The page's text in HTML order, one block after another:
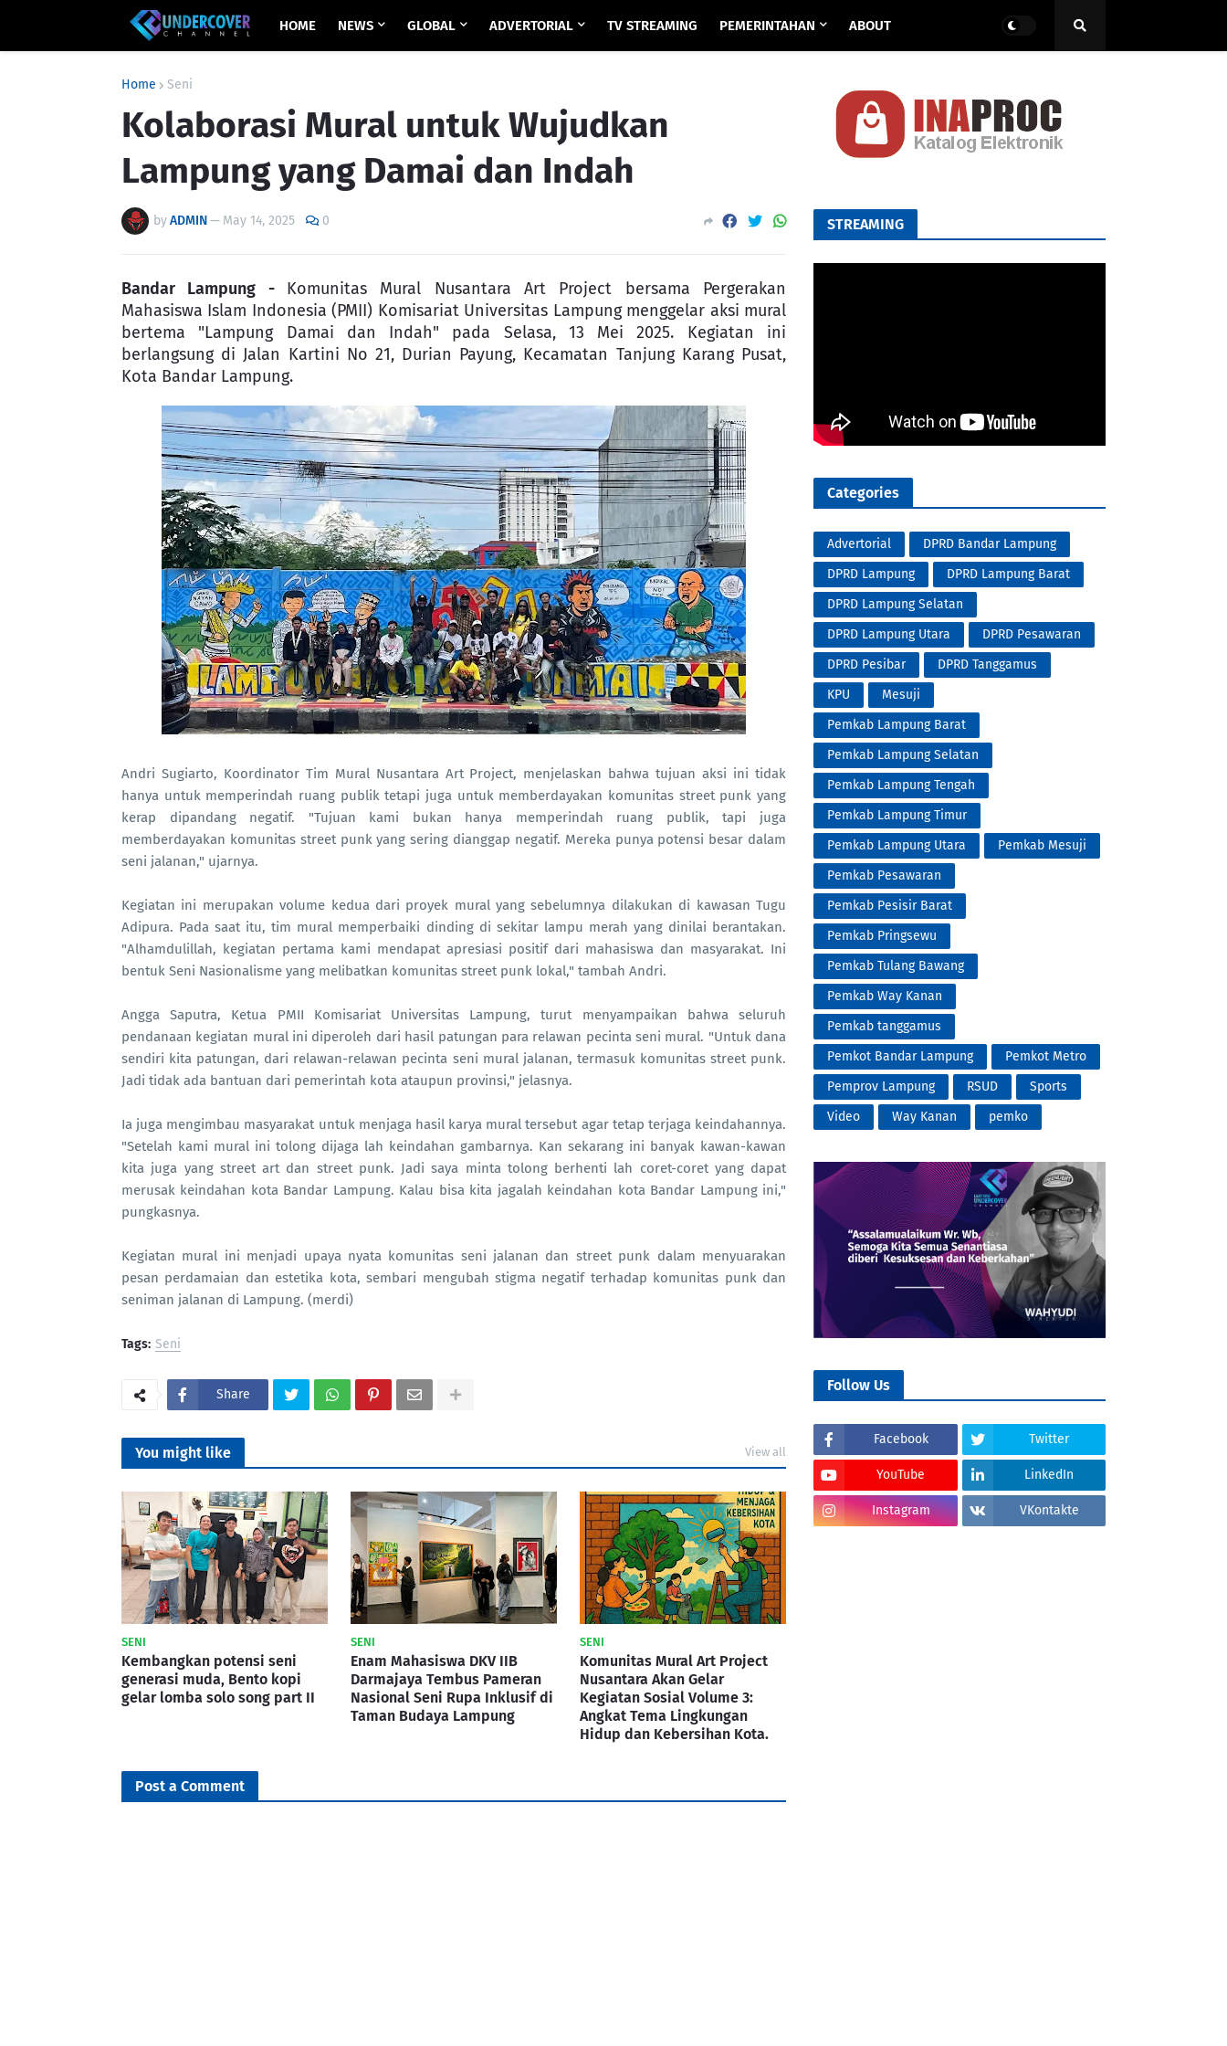
HOME NEWS GLOBAL ADVERTORIAL TV STREAMING PEMERINTAHAN ABOUT
Home Seni
Kolaborasi Mural untuk Wujudkan
Lampung yang Damai dan Indah
byADMIN— May 14, 2025 0
Bandar Lampung - Komunitas Mural Nusantara Art Project bersama Pergerakan
Mahasiswa Islam Indonesia (PMII) Komisariat Universitas Lampung menggelar aksi mural
bertema "Lampung Damai dan Indah" pada Selasa, 13 Mei 2025. Kegiatan ini
berlangsung di Jalan Kartini No 21, Durian Payung, Kecamatan Tanjung Karang Pusat,
Kota Bandar Lampung.
Andri Sugiarto, Koordinator Tim Mural Nusantara Art Project, menjelaskan bahwa tujuan aksi ini tidak
hanya untuk memperindah ruang publik tetapi juga untuk memberdayakan komunitas street punk yang
kerap dipandang negatif. "Tujuan kami bukan hanya memperindah ruang publik, tapi juga
memberdayakan komunitas street punk yang sering dianggap negatif. Mereka punya potensi besar dalam
seni jalanan," ujarnya.
Kegiatan ini merupakan volume kedua dari proyek mural yang sebelumnya dilakukan di kawasan Tugu
Adipura. Pada saat itu, tim mural memperbaiki dinding di sekitar lampu merah yang dinilai berantakan.
"Alhamdulillah, kegiatan pertama kami mendapat apresiasi positif dari mahasiswa dan masyarakat. Ini
bentuk Seni Nasionalisme yang melibatkan komunitas street punk lokal," tambah Andri.
Angga Saputra, Ketua PMII Komisariat Universitas Lampung, turut menyampaikan bahwa seluruh
pendanaan kegiatan mural ini diperoleh dari hasil patungan para relawan pecinta seni mural. "Untuk dana
sendiri kita patungan, dari relawan-relawan pecinta seni mural jalanan, termasuk komunitas street punk.
Jadi tidak ada bantuan dari pemerintah kota ataupun provinsi," jelasnya.
Ia juga mengimbau masyarakat untuk menjaga hasil karya mural tersebut agar tetap terjaga keindahannya.
"Setelah kami mural ini tolong dijaga lah keindahan gambarnya. Kan sekarang ini banyak kawan-kawan
kita juga yang street art dan street punk. Jadi saya minta tolong berhenti lah coret-coret yang dapat
merusak keindahan kota Bandar Lampung. Kalau bisa kita jagalah keindahan kota Bandar Lampung ini,"
pungkasnya.
Kegiatan mural ini menjadi upaya nyata komunitas seni jalanan dan street punk dalam menyuarakan
pesan perdamaian dan estetika kota, sembari mengubah stigma negatif terhadap komunitas punk dan
seniman jalanan di Lampung. (merdi)
Tags: Seni
Share
You might like View all
SENI
Kembangkan potensi seni
generasi muda, Bento kopi
gelar lomba solo song part II
SENI
Enam Mahasiswa DKV IIB
Darmajaya Tembus Pameran
Nasional Seni Rupa Inklusif di
Taman Budaya Lampung
SENI
Komunitas Mural Art Project
Nusantara Akan Gelar
Kegiatan Sosial Volume 3:
Angkat Tema Lingkungan
Hidup dan Kebersihan Kota.
Post a Comment
STREAMING
Categories
Advertorial
DPRD Bandar Lampung
DPRD Lampung
DPRD Lampung Barat
DPRD Lampung Selatan
DPRD Lampung Utara
DPRD Pesawaran
DPRD Pesibar
DPRD Tanggamus
KPU
Mesuji
Pemkab Lampung Barat
Pemkab Lampung Selatan
Pemkab Lampung Tengah
Pemkab Lampung Timur
Pemkab Lampung Utara
Pemkab Mesuji
Pemkab Pesawaran
Pemkab Pesisir Barat
Pemkab Pringsewu
Pemkab Tulang Bawang
Pemkab Way Kanan
Pemkab tanggamus
Pemkot Bandar Lampung
Pemkot Metro
Pemprov Lampung
RSUD
Sports
Video
Way Kanan pemko
Follow Us
Facebook Twitter
YouTube LinkedIn
Instagram VKontakte